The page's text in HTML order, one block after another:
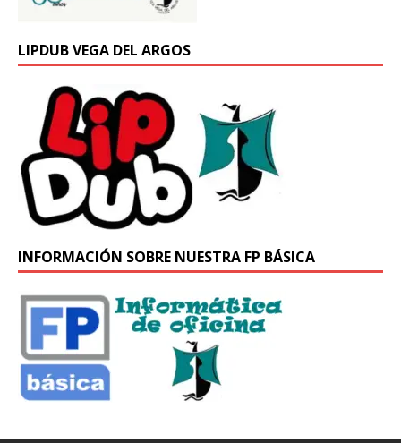
LIPDUB VEGA DEL ARGOS
INFORMACIÓN SOBRE NUESTRA FP BÁSICA